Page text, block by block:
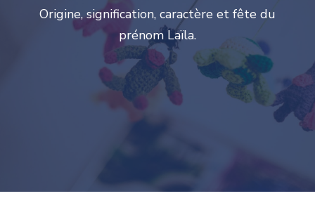
Origine, signification, caractère et fête du
prénom Laïla.